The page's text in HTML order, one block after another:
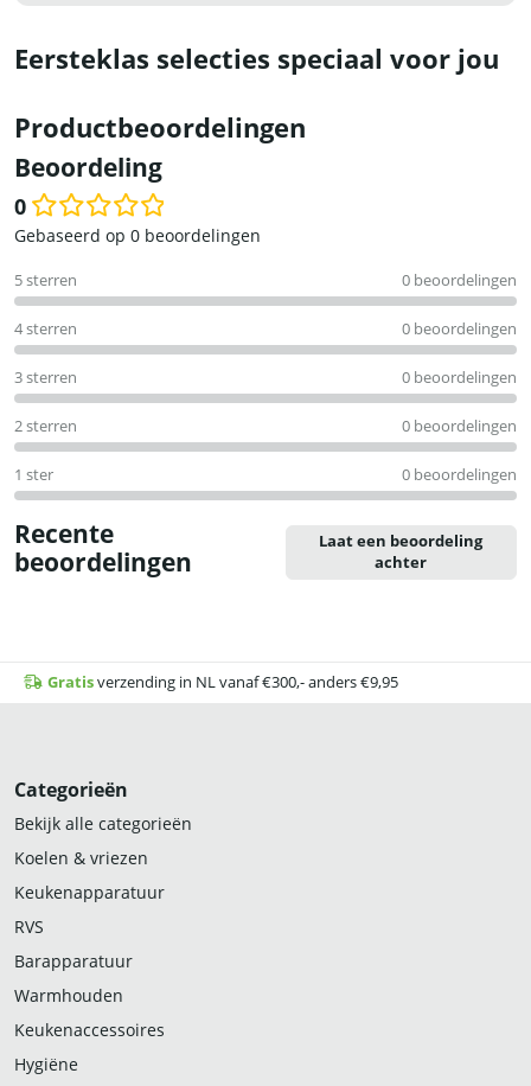
Eersteklas selecties speciaal voor jou
Productbeoordelingen
Beoordeling
0
Waardering
uit
5
Gebaseerd op 0 beoordelingen
5 sterren 0 beoordelingen
4 sterren 0 beoordelingen
3 sterren 0 beoordelingen
2 sterren 0 beoordelingen
1 ster 0 beoordelingen
Recente
beoordelingen
Laat een beoordeling
achter
Gratisverzending in NL vanaf €300,- anders €9,95
Categorieën
Bekijk alle categorieën
Koelen & vriezen
Keukenapparatuur
RVS
Barapparatuur
Warmhouden
Keukenaccessoires
Hygiëne